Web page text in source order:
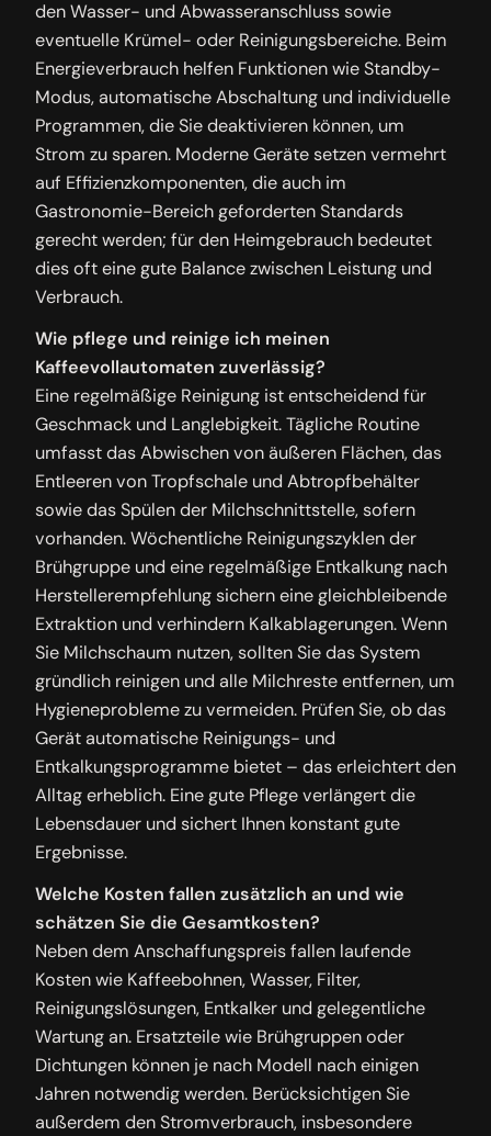
den Wasser- und Abwasseranschluss sowie
eventuelle Krümel- oder Reinigungsbereiche. Beim
Energieverbrauch helfen Funktionen wie Standby-
Modus, automatische Abschaltung und individuelle
Programmen, die Sie deaktivieren können, um
Strom zu sparen. Moderne Geräte setzen vermehrt
auf Effizienzkomponenten, die auch im
Gastronomie-Bereich geforderten Standards
gerecht werden; für den Heimgebrauch bedeutet
dies oft eine gute Balance zwischen Leistung und
Verbrauch.
Wie pflege und reinige ich meinen
Kaffeevollautomaten zuverlässig?
Eine regelmäßige Reinigung ist entscheidend für
Geschmack und Langlebigkeit. Tägliche Routine
umfasst das Abwischen von äußeren Flächen, das
Entleeren von Tropfschale und Abtropfbehälter
sowie das Spülen der Milchschnittstelle, sofern
vorhanden. Wöchentliche Reinigungszyklen der
Brühgruppe und eine regelmäßige Entkalkung nach
Herstellerempfehlung sichern eine gleichbleibende
Extraktion und verhindern Kalkablagerungen. Wenn
Sie Milchschaum nutzen, sollten Sie das System
gründlich reinigen und alle Milchreste entfernen, um
Hygieneprobleme zu vermeiden. Prüfen Sie, ob das
Gerät automatische Reinigungs- und
Entkalkungsprogramme bietet – das erleichtert den
Alltag erheblich. Eine gute Pflege verlängert die
Lebensdauer und sichert Ihnen konstant gute
Ergebnisse.
Welche Kosten fallen zusätzlich an und wie
schätzen Sie die Gesamtkosten?
Neben dem Anschaffungspreis fallen laufende
Kosten wie Kaffeebohnen, Wasser, Filter,
Reinigungslösungen, Entkalker und gelegentliche
Wartung an. Ersatzteile wie Brühgruppen oder
Dichtungen können je nach Modell nach einigen
Jahren notwendig werden. Berücksichtigen Sie
außerdem den Stromverbrauch, insbesondere